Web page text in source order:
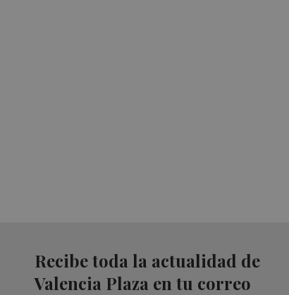
Recibe toda la actualidad de
Valencia Plaza en tu correo